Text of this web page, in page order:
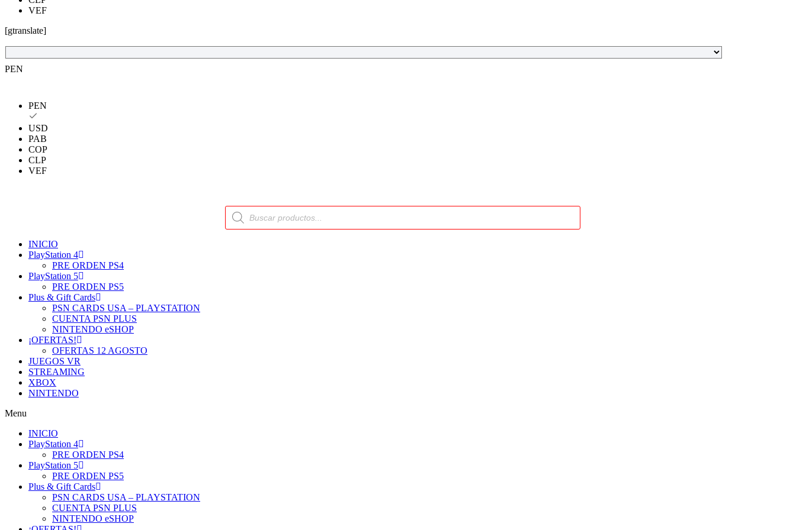
VEF
[gtranslate]
PEN
PEN
USD
PAB
COP
CLP
VEF
Búsqueda
de
productos
INICIO
PlayStation 4
PRE ORDEN PS4
PlayStation 5
PRE ORDEN PS5
Plus & Gift Cards
PSN CARDS USA – PLAYSTATION
CUENTA PSN PLUS
NINTENDO eSHOP
¡OFERTAS!
OFERTAS 12 AGOSTO
JUEGOS VR
STREAMING
XBOX
NINTENDO
Menu
INICIO
PlayStation 4
PRE ORDEN PS4
PlayStation 5
PRE ORDEN PS5
Plus & Gift Cards
PSN CARDS USA – PLAYSTATION
CUENTA PSN PLUS
NINTENDO eSHOP